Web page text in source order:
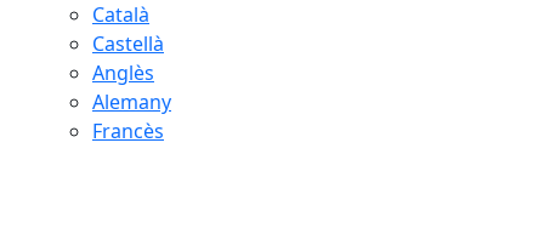
Català
Castellà
Anglès
Alemany
Francès